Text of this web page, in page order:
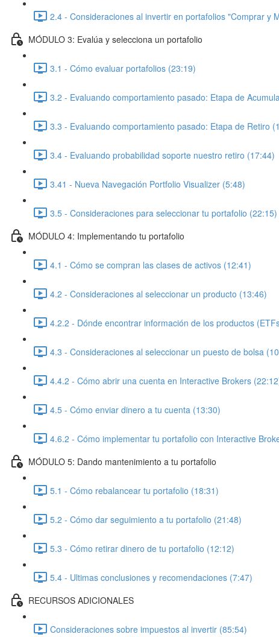
2.4 - Consideraciones al invertir en portafolios "Comprar y
MÓDULO 3: Evalúa y selecciona un portafolio
3.1 - Cómo evaluar portafolios (23:19)
3.2 - Evaluando comportamiento pasado: Etapa de
3.3 - Evaluando comportamiento pasado: Etapa de Retiro
3.4 - Evaluando probabilidad soporte nuestro retiro (17:44)
3.41 - Nueva Navegación Portfolio Visualizer (5:48)
3.5 - Consideraciones para seleccionar tu portafolio (22:15)
MÓDULO 4: Implementando tu portafolio
4.1 - Cómo se compran las clases de activos (12:41)
4.2 - Consideraciones al seleccionar un producto (13:46)
4.2.2 - Dónde encontrar información de los productos
4.3 - Consideraciones al seleccionar un puesto de bolsa
4.4.2 - Cómo abrir una cuenta en Interactive Brokers
4.5 - Cómo enviar dinero a tu cuenta (13:30)
4.6.2 - Cómo implementar tu portafolio con Interactive
MÓDULO 5: Dando mantenimiento a tu portafolio
5.1 - Cómo rebalancear tu portafolio (18:31)
5.2 - Cómo dar seguimiento a tu portafolio (21:48)
5.3 - Cómo retirar dinero de tu portafolio (12:12)
5.4 - Ultimas conclusiones y recomendaciones (7:47)
RECURSOS ADICIONALES
Consideraciones sobre impuestos al invertir (85:54)